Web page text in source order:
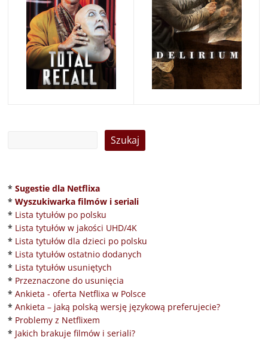
* Sugestie dla Netflixa
* Wyszukiwarka filmów i seriali
* Lista tytułów po polsku
* Lista tytułów w jakości UHD/4K
* Lista tytułów dla dzieci po polsku
* Lista tytułów ostatnio dodanych
* Lista tytułów usuniętych
* Przeznaczone do usunięcia
* Ankieta - oferta Netflixa w Polsce
* Ankieta – jaką polską wersję językową preferujecie?
* Problemy z Netflixem
* Jakich brakuje filmów i seriali?